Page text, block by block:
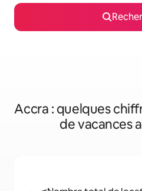
Accra : quelques
de vacances